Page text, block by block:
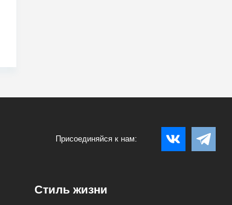
Присоединяйся к нам:
Стиль жизни